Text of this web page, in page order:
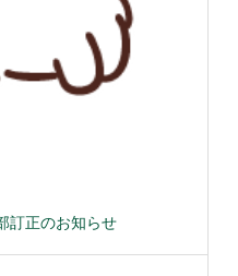
訂正のお知らせ